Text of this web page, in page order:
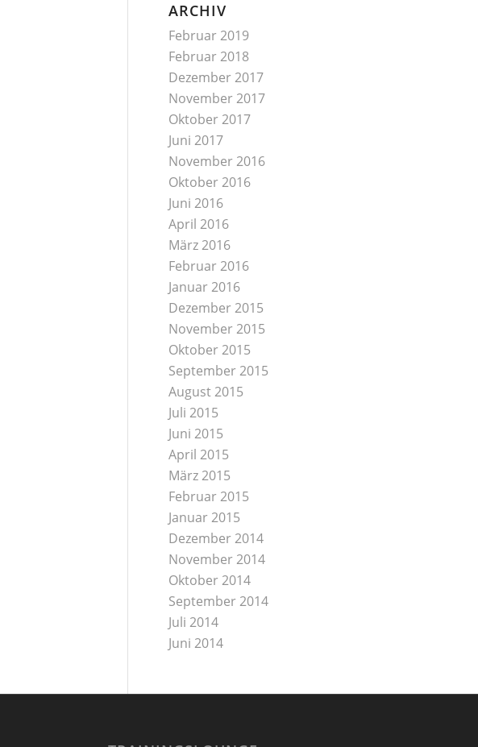
ARCHIV
Februar 2019
Februar 2018
Dezember 2017
November 2017
Oktober 2017
Juni 2017
November 2016
Oktober 2016
Juni 2016
April 2016
März 2016
Februar 2016
Januar 2016
Dezember 2015
November 2015
Oktober 2015
September 2015
August 2015
Juli 2015
Juni 2015
April 2015
März 2015
Februar 2015
Januar 2015
Dezember 2014
November 2014
Oktober 2014
September 2014
Juli 2014
Juni 2014